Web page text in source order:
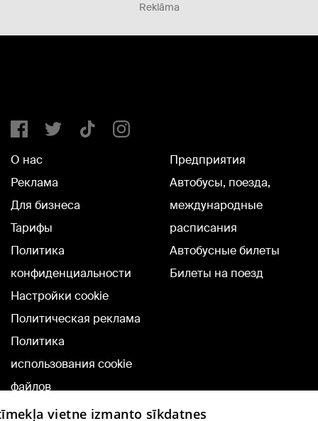
Reklāma
О нас
Реклама
Для бизнеса
Тарифы
Политика
конфиденциальности
Настройки cookie
Политическая реклама
Политика
использования cookie
файлов
Добавление
Предприятия
Автобусы, поезда,
международные
расписания
Автобусные билеты
Билеты на поезд
vietne izmanto sīkdatnes